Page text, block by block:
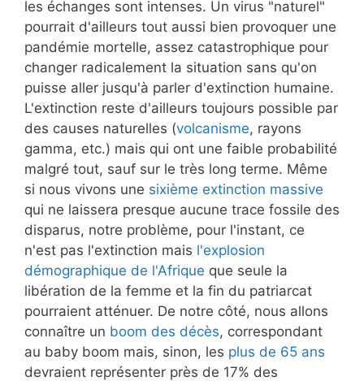
les échanges sont intenses. Un virus "naturel"
pourrait d'ailleurs tout aussi bien provoquer une
pandémie mortelle, assez catastrophique pour
changer radicalement la situation sans qu'on
puisse aller jusqu'à parler d'extinction humaine.
L'extinction reste d'ailleurs toujours possible par
des causes naturelles (volcanisme, rayons
gamma, etc.) mais qui ont une faible probabilité
malgré tout, sauf sur le très long terme. Même
si nous vivons une sixième extinction massive
qui ne laissera presque aucune trace fossile des
disparus, notre problème, pour l'instant, ce
n'est pas l'extinction mais l'explosion
démographique de l'Afrique que seule la
libération de la femme et la fin du patriarcat
pourraient atténuer. De notre côté, nous allons
connaître un boom des décès, correspondant
au baby boom mais, sinon, les plus de 65 ans
devraient représenter près de 17% des